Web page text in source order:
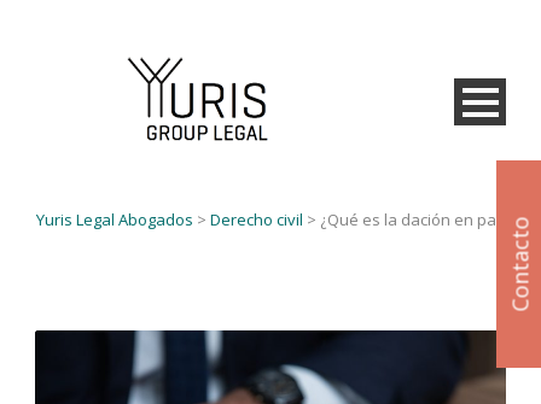
Yuris Legal Abogados > Derecho civil > ¿Qué es la dación en pago?Contacto